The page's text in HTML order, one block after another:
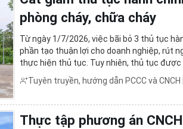
phòng cháy, chữa cháy
Từ ngày 1/7/2026, việc bãi bỏ 3 thủ tục
phần tạo thuận lợi cho doanh nghiệp, rút
thực hiện thủ tục. Tuy nhiên, thủ tục
các yêu cầu về an toàn. Trách nhiệm ...
Tuyên truyền, hướng dẫn PCCC và CNCH
Thực tập phương án